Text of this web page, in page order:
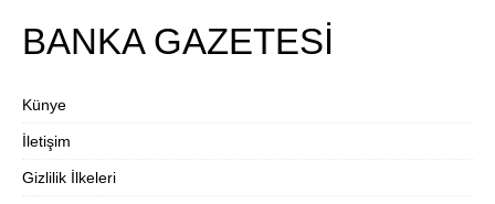
BANKA GAZETESİ
Künye
İletişim
Gizlilik İlkeleri